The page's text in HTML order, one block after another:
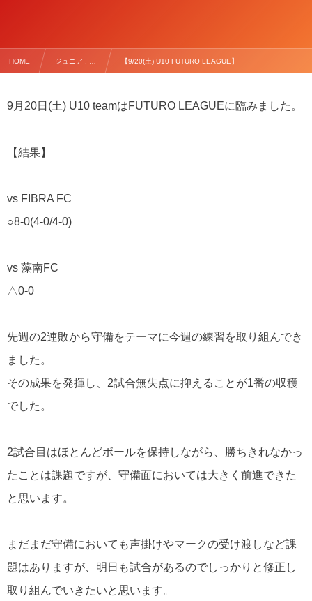
HOME ジュニア , … 【9/20(土) U10 FUTURO LEAGUE】
9月20日(土) U10 teamはFUTURO LEAGUEに臨みました。
【結果】
vs FIBRA FC
○8-0(4-0/4-0)
vs 藻南FC
△0-0
先週の2連敗から守備をテーマに今週の練習を取り組んでき
ました。
その成果を発揮し、2試合無失点に抑えることが1番の収穫
でした。
2試合目はほとんどボールを保持しながら、勝ちきれなかっ
たことは課題ですが、守備面においては大きく前進できた
と思います。
まだまだ守備においても声掛けやマークの受け渡しなど課
題はありますが、明日も試合があるのでしっかりと修正し
取り組んでいきたいと思います。